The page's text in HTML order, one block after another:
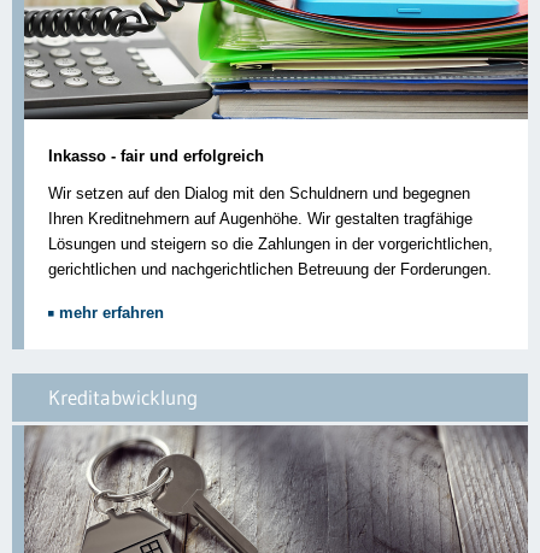
Inkasso - fair und erfolgreich
Wir setzen auf den Dialog mit den Schuldnern und begegnen
Ihren Kreditnehmern auf Augenhöhe. Wir gestalten tragfähige
Lösungen und steigern so die Zahlungen in der vorgerichtlichen,
gerichtlichen und nachgerichtlichen Betreuung der Forderungen.
mehr erfahren
Kreditabwicklung